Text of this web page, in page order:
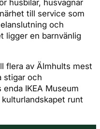
husbilar, husvagnar
till service som
och
ligger en barnvänlig
flera av Älmhults mest
stigar och
IKEA Museum
runt